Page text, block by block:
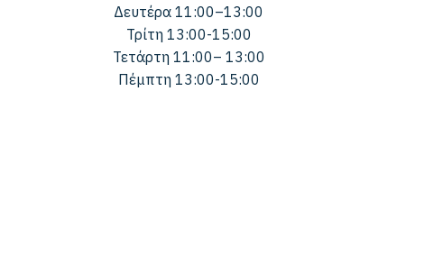
Δευτέρα 11:00–13:00
Τρίτη 13:00-15:00
Τετάρτη 11:00– 13:00
Πέμπτη 13:00-15:00